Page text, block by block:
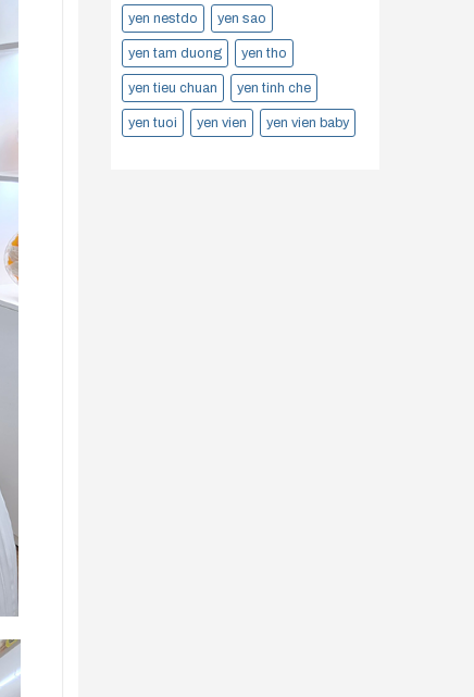
yen nestdo yen sao
yen tam duong yen tho
yen tieu chuan yen tinh che
yen tuoi yen vien yen vien baby